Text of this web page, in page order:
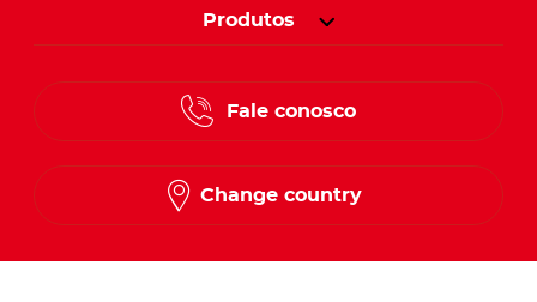
Produtos
Fale conosco
Change country